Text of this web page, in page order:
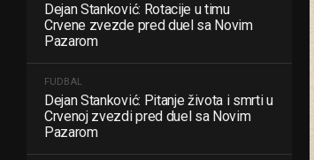
Dejan Stanković: Rotacije u timu
Crvene zvezde pred duel sa Novim
Pazarom
FUDBAL
Dejan Stanković: Pitanje života i smrti u
Crvenoj zvezdi pred duel sa Novim
Pazarom